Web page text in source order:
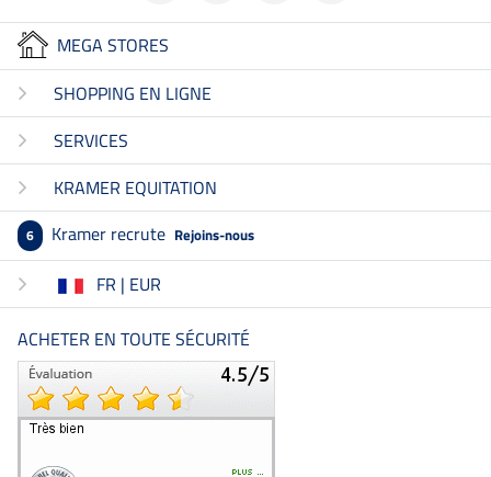
MEGA STORES
SHOPPING EN LIGNE
SERVICES
KRAMER EQUITATION
6 Kramer recrute Rejoins-nous
FR | EUR
ACHETER EN TOUTE SÉCURITÉ